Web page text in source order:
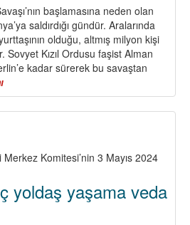
başlamasına neden olan
saldırdığı gündür. Aralarında
olduğu, altmış milyon kişi
Kızıl Ordusu faşist Alman
kadar sürerek bu savaştan
1
Eylül
Günü…
Savaşılarak
Komitesi’nin 3 Mayıs 2024
yoldaş yaşama veda